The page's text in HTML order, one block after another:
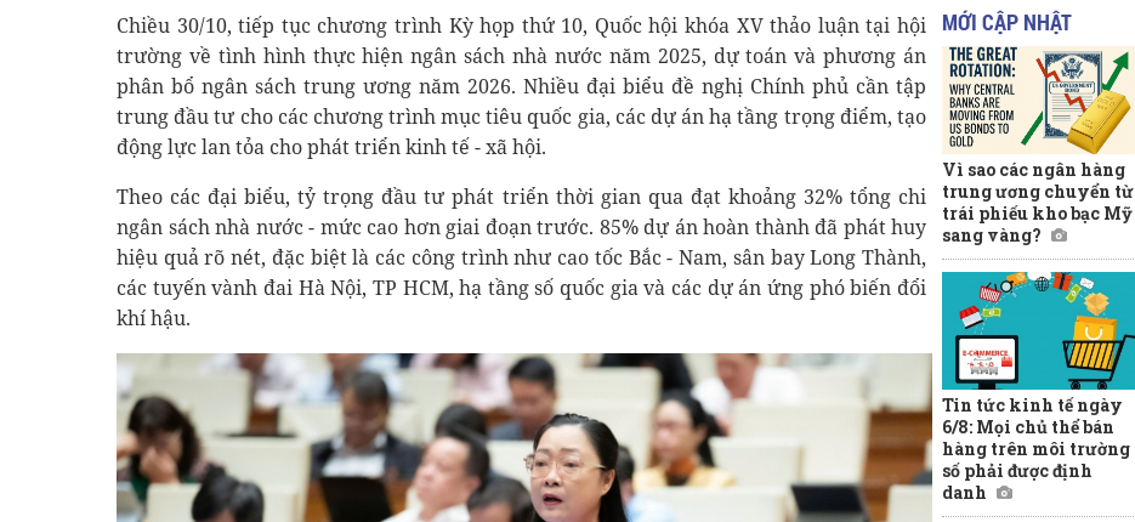
Chiều 30/10, tiếp tục chương trình Kỳ họp thứ 10, Quốc hội khóa XV thảo luận tại hội
trường về tình hình thực hiện ngân sách nhà nước năm 2025, dự toán và phương án
phân bổ ngân sách trung ương năm 2026. Nhiều đại biểu đề nghị Chính phủ cần tập
trung đầu tư cho các chương trình mục tiêu quốc gia, các dự án hạ tầng trọng điểm, tạo
động lực lan tỏa cho phát triển kinh tế - xã hội.
Theo các đại biểu, tỷ trọng đầu tư phát triển thời gian qua đạt khoảng 32% tổng chi
ngân sách nhà nước - mức cao hơn giai đoạn trước. 85% dự án hoàn thành đã phát huy
hiệu quả rõ nét, đặc biệt là các công trình như cao tốc Bắc - Nam, sân bay Long Thành,
các tuyến vành đai Hà Nội, TP HCM, hạ tầng số quốc gia và các dự án ứng phó biến đổi
khí hậu.
MỚI CẬP NHẬT
Vì sao các ngân hàng
trung ương chuyển từ
trái phiếu kho bạc Mỹ
sang vàng?
Tin tức kinh tế ngày
6/8: Mọi chủ thể bán
hàng trên môi trường
số phải được định
danh